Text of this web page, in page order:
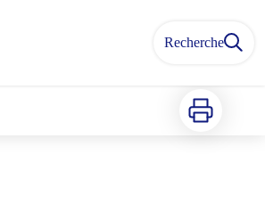
Recherche
Imprimer